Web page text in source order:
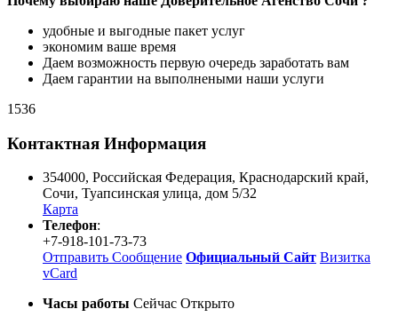
удобные и выгодные пакет услуг
экономим ваше время
Даем возможность первую очередь заработать вам
Даем гарантии на выполнеными наши услуги
1536
Контактная Информация
354000, Российская Федерация, Краснодарский край,
Сочи, Туапсинская улица, дом 5/32
Карта
Телефон:
+7-918-101-73-73
Отправить Сообщение Официальный Сайт Визитка
vCard
Часы работы Сейчас Открыто